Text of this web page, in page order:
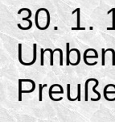
30. 1.